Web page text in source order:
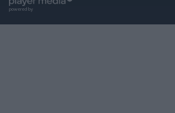
powered by